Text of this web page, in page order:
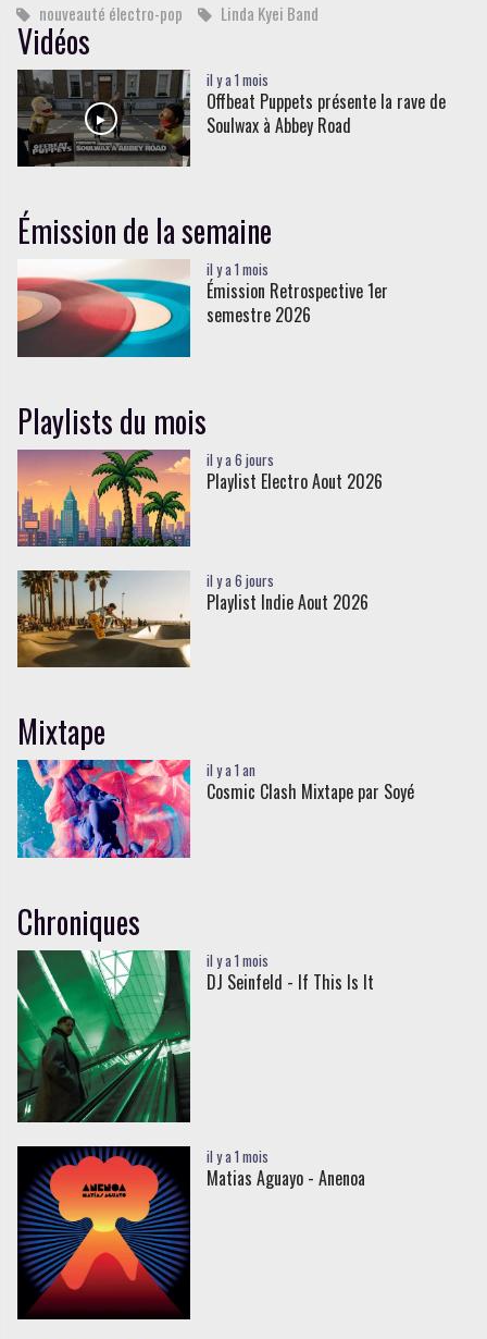
nouveauté électro-pop Linda Kyei Band
Vidéos
il y a 1 mois
Offbeat Puppets présente la rave de
Soulwax à Abbey Road
Émission de la semaine
il y a 1 mois
Émission Retrospective 1er
semestre 2026
Playlists du mois
il y a 6 jours
Playlist Electro Aout 2026
il y a 6 jours
Playlist Indie Aout 2026
Mixtape
il y a 1 an
Cosmic Clash Mixtape par Soyé
Chroniques
il y a 1 mois
DJ Seinfeld - If This Is It
il y a 1 mois
Matias Aguayo - Anenoa